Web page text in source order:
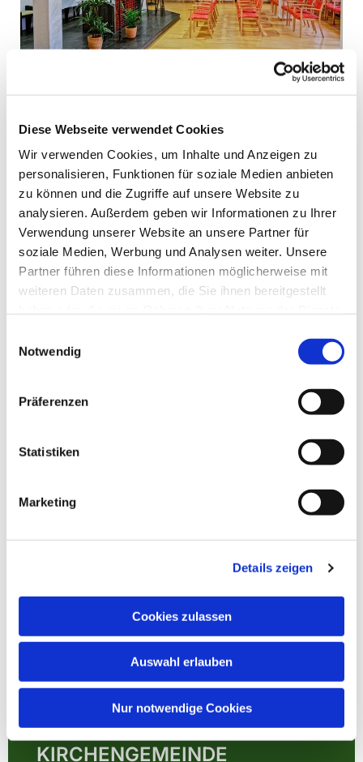
Diese Webseite verwendet Cookies
Wir verwenden Cookies, um Inhalte und Anzeigen zu
personalisieren, Funktionen für soziale Medien anbieten
zu können und die Zugriffe auf unsere Website zu
analysieren. Außerdem geben wir Informationen zu Ihrer
Verwendung unserer Website an unsere Partner für
soziale Medien, Werbung und Analysen weiter. Unsere
Partner führen diese Informationen möglicherweise mit
weiteren Daten zusammen, die Sie ihnen bereitgestellt
Notwendig
Präferenzen
Statistiken
Marketing
Details zeigen
Cookies zulassen
Auswahl erlauben
Nur notwendige Cookies
Donnerstag, 2. Dezember 2027,
10:00 Uhr
Alten- und Pflegeheim St. Anna,
Kirchhellner Allee 111, 46282
Dorsten
EVANGELISCHE
KIRCHENGEMEINDE